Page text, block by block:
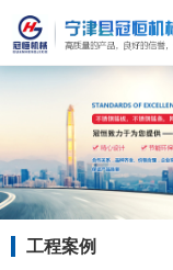
工程案例